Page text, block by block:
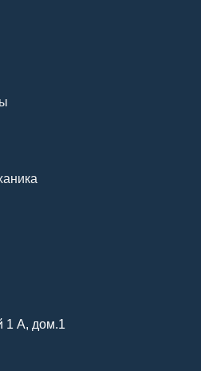
1 А, дом.1